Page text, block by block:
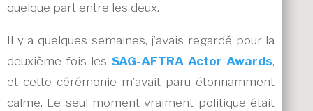
quelque part entre les deux.
Il y a quelques semaines, j’avais regardé pour la
deuxième fois les SAG-AFTRA Actor Awards,
et cette cérémonie m’avait paru étonnamment
calme. Le seul moment vraiment politique était